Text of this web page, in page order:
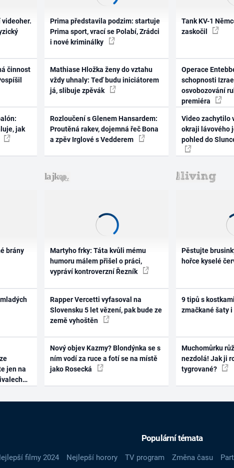
činnost
jak
Prima představila podzim: startuje
Prima sport, vrací se Polabí, Zrádci
i nové kriminálky
Mathiase Hložka ženy do vztahu
vždy uhnaly: Teď budu iniciátorem
já, slibuje zpěvák
Rozloučení s Glenem Hansardem:
Proutěná rakev, dojemná řeč Bona
a zpěv Irglové s Vedderem
Tank KV-1
zaskočil
Operace
schopnosti
osvobozování
premiéra
Video zachytilo
okraji lávového
pohled do
brány
jen na
Martyho frky: Táta kvůli mému
humoru málem přišel o práci,
vypráví kontroverzní Řezník
Rapper Vercetti vyfasoval na
Slovensku 5 let vězení, pak bude ze
země vyhoštěn
Nový objev Kazmy? Blondýnka se s
ním vodí za ruce a fotí se na místě
jako Rosecká
Pěstujte
hořce kyselé
9 tipů s
zmačkané šaty
Muchomůrku
nezdolá! Jak ji
tygrované?
Populární témata
filmy 2024 Nejlepší horory TV program Změna času